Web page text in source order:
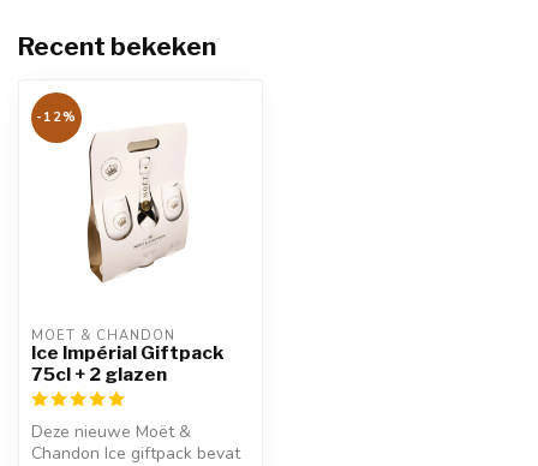
Recent bekeken
-12%
MOËT & CHANDON
Ice Impérial Giftpack
75cl + 2 glazen
Deze nieuwe Moët &
Chandon Ice giftpack bevat